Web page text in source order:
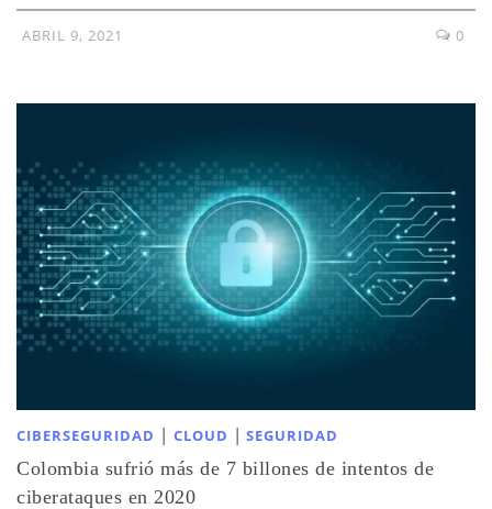
ABRIL 9, 2021 0
CIBERSEGURIDAD | CLOUD |SEGURIDAD
Colombia sufrió más de 7 billones de intentos de
ciberataques en 2020